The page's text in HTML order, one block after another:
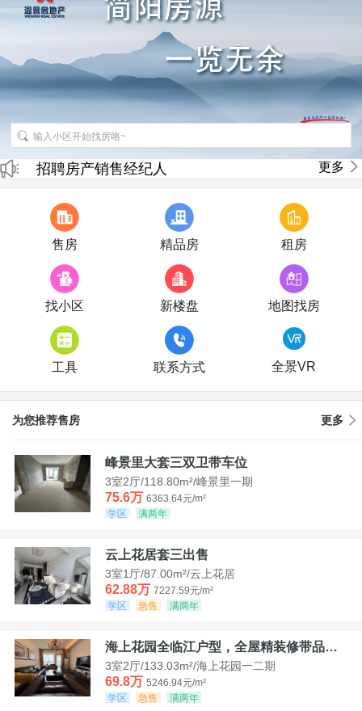
招聘房产销售经纪人
房产直播
更多
售房 精品房 租房
找小区 新楼盘 地图找房
工具 联系方式 全景VR
为您推荐售房 更多
峰景里大套三双卫带车位
3室2厅/118.80m²/峰景里一期
75.6万 6363.64元/m²
学区
满两年
云上花居套三出售
3室1厅/87.00m²/云上花居
62.88万 7227.59元/m²
学区
急售 满两年
海上花园全临江户型，全屋精装修带品牌家具家电，诚意出售！
3室2厅/133.03m²/海上花园一二期
69.8万 5246.94元/m²
学区
急售 满两年